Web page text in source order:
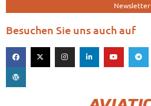
Newsletter
Besuchen Sie uns auch auf